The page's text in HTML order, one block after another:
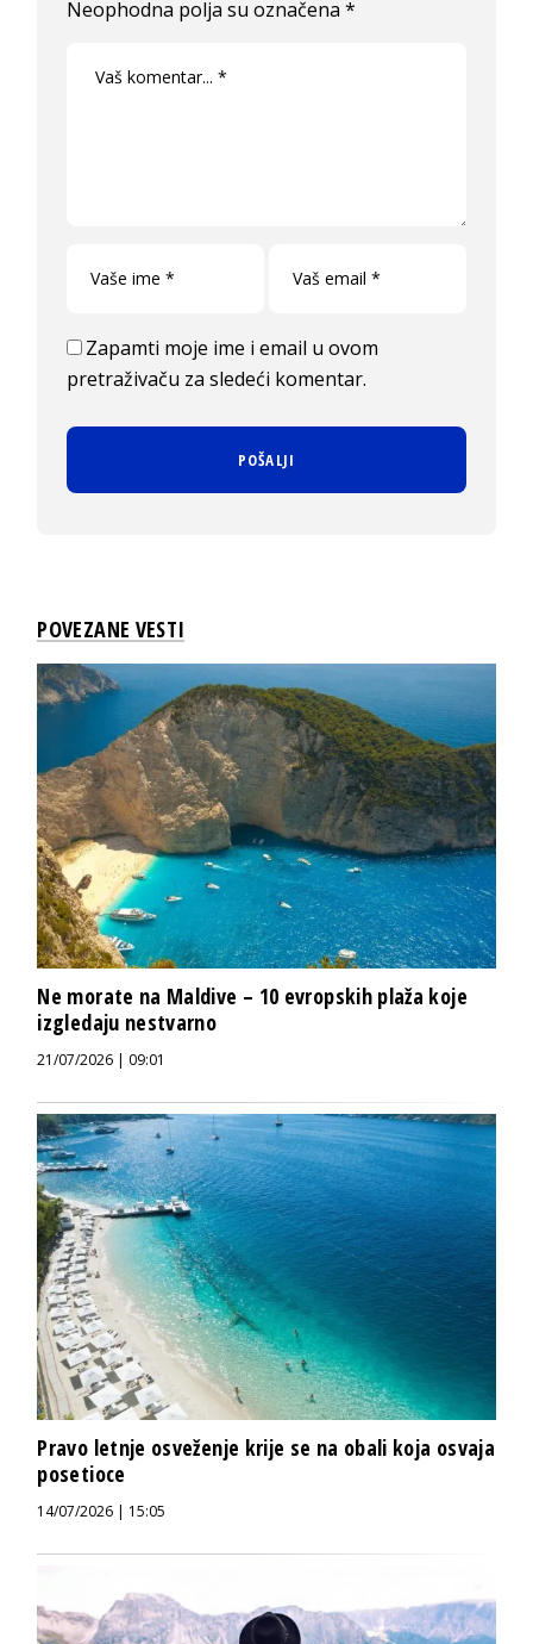
Neophodna polja su označena*
Zapamti moje ime i email u ovom
pretraživaču za sledeći komentar.
POVEZANE VESTI
Ne morate na Maldive – 10 evropskih plaža koje
izgledaju nestvarno
21/07/2026 | 09:01
Pravo letnje osveženje krije se na obali koja osvaja
posetioce
14/07/2026 | 15:05